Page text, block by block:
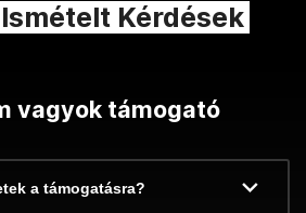
Kérdések
vagyok támogató
a támogatásra?